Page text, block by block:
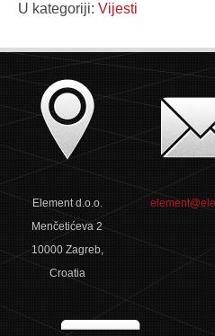
U kategoriji: Vijesti
Element d.o.o.
Menčetićeva 2
10000 Zagreb,
Croatia